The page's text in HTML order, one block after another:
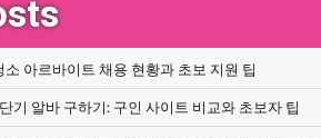
소 아르바이트 채용 현황과 초보 지원 팁
기 알바 구하기: 구인 사이트 비교와 초보자 팁